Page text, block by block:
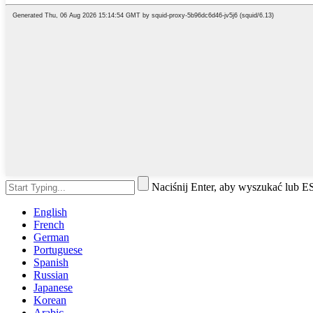
Naciśnij Enter, aby wyszukać lub
English
French
German
Portuguese
Spanish
Russian
Japanese
Korean